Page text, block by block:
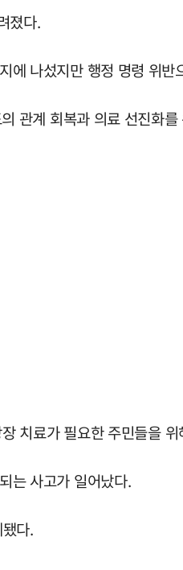
졌다.
에 나섰지만 행정 명령 위반
관계 회복과 의료 선진화
치료가 필요한 주민들을
는 사고가 일어났다.
다.